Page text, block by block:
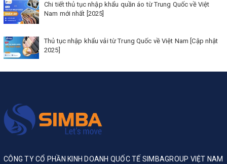
Chi tiết thủ tục nhập khẩu quần áo từ Trung Quốc về Việt
Nam mới nhất [2025]
Thủ tục nhập khẩu vải từ Trung Quốc về Việt Nam [Cập nhật
2025]
CÔNG TY CỔ PHẦN KINH DOANH QUỐC TẾ SIMBAGROUP VIỆT NAM